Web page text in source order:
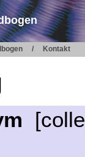
Kontakt